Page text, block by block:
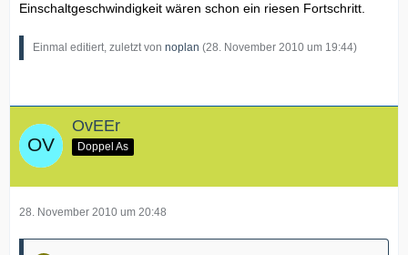
Einschaltgeschwindigkeit wären schon ein riesen Fortschritt.
Einmal editiert, zuletzt von noplan (28. November 2010 um 19:44)
OvEEr
Doppel As
28. November 2010 um 20:48